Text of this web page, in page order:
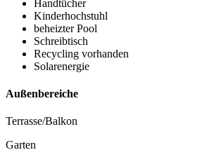
Handtücher
Kinderhochstuhl
beheizter Pool
Schreibtisch
Recycling vorhanden
Solarenergie
Außenbereiche
Terrasse/Balkon
Garten